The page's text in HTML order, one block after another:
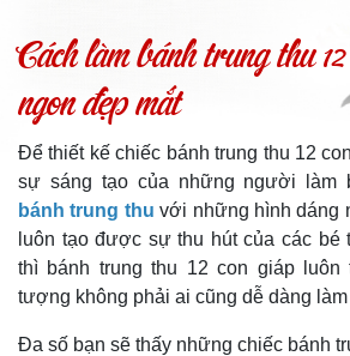
Cách làm bánh trung thu
ngon đẹp mắt
Để thiết kế chiếc bánh trung thu 12
sự sáng tạo của những người làm
bánh trung thu với những hình dáng
luôn tạo được sự thu hút của các bé
thì bánh trung thu 12 con giáp
tượng không phải ai cũng dễ dàng
Đa số bạn sẽ thấy những chiếc bánh